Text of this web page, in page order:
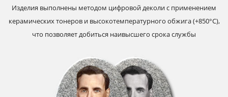
Изделия выполнены методом цифровой деколи с применением
керамических тонеров и высокотемпературного обжига (+850°С),
что позволяет добиться наивысшего срока службы